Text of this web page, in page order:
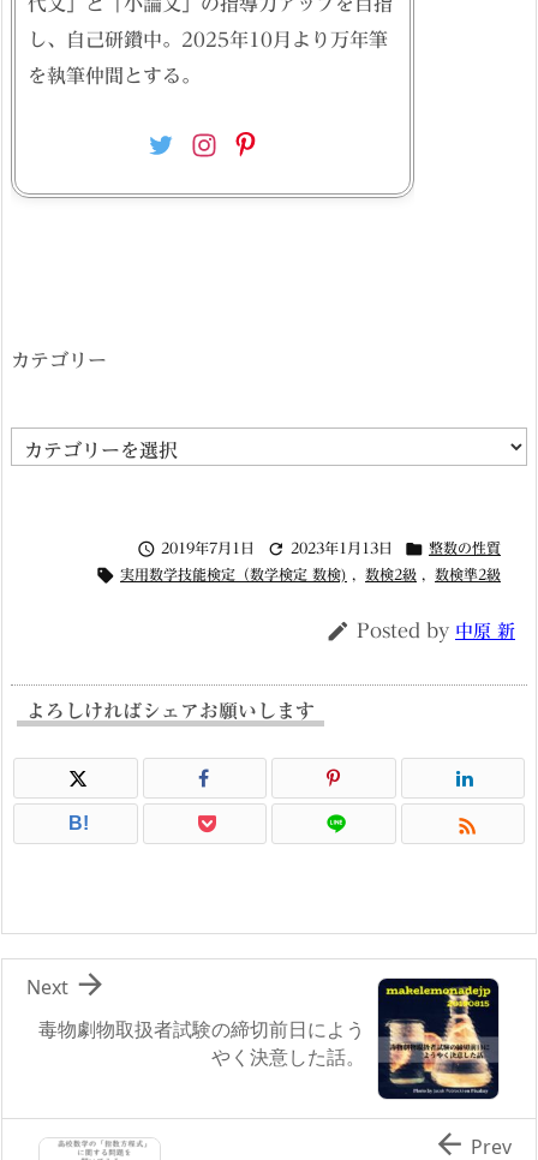
し、自己研鑽中。2025年10月より万年筆
を執筆仲間とする。
カテゴリー
カ
 2019年7月1日  2023年1月13日  整数の性質
 実用数学技能検定（数学検定 数検) 数検2級 数検準2級
 Posted by 中原 新
よろしければシェアお願いします
B! 
毒物劇物取扱者試験の締切前日によう
やく決意した話。

Next
 Prev